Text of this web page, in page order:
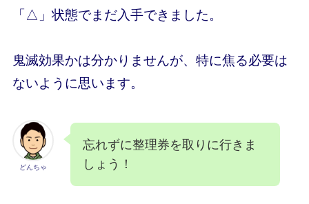
「△」状態でまだ入手できました。
鬼滅効果かは分かりませんが、特に焦る必要は
ないように思います。
どんちゃ
忘れずに整理券を取りに行きま
しょう！